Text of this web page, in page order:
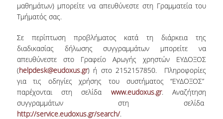
μαθημάτων) μπορείτε να απευθύνεστε στη Γραμματεία του
Τμήματός σας.
Σε περίπτωση προβλήματος κατά τη διάρκεια της
διαδικασίας δήλωσης συγγραμμάτων μπορείτε να
απευθύνεστε στο Γραφείο Αρωγής χρηστών ΕΥΔΟΞΟΣ
(helpdesk@eudoxus.gr) ή στο 2152157850. Πληροφορίες
για τις οδηγίες χρήσης του συστήματος “ΕΥΔΟΞΟΣ”
παρέχονται στη σελίδα www.eudoxus.gr. Αναζήτηση
συγγραμμάτων στη σελίδα
http://service.eudoxus.gr/search/.